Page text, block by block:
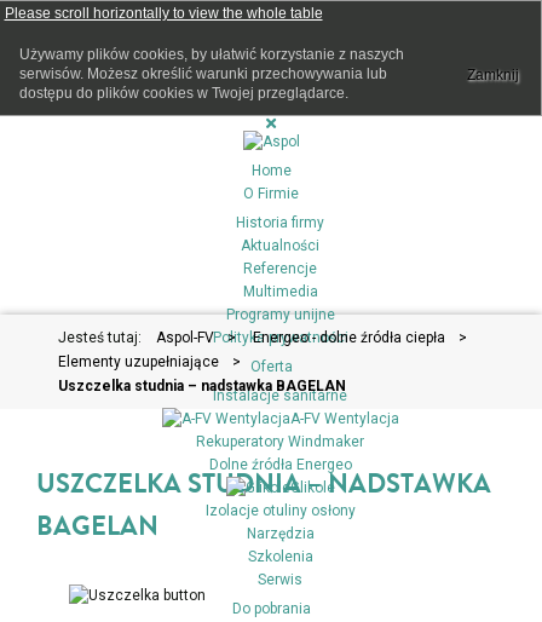
Home
O Firmie
Historia firmy
Aktualności
Referencje
Multimedia
Programy unijne
Polityka prywatności
Oferta
Instalacje sanitarne
A-FV Wentylacja
Rekuperatory Windmaker
Dolne źródła Energeo
Glikole
Izolacje otuliny osłony
Narzędzia
Szkolenia
Serwis
Do pobrania
Jesteś tutaj: Aspol-FV > Energeo - dolne źródła ciepła
>
Elementy uzupełniające
>
Uszczelka studnia – nadstawka BAGELAN
USZCZELKA STUDNIA – NADSTAWKA
BAGELAN
Używamy plików cookies, by ułatwić korzystanie z naszych
serwisów. Możesz określić warunki przechowywania lub
dostępu do plików cookies w Twojej przeglądarce.
Zamknij